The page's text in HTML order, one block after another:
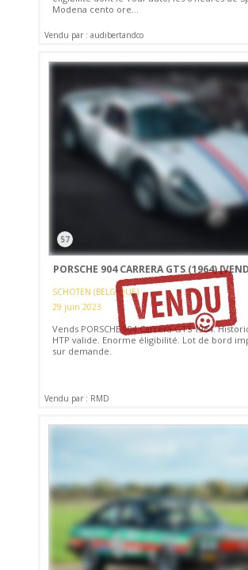
Modena cento ore...
Vendu par : audibertandco
57
PORSCHE 904 CARRERA GTS (1964)
SCHOTEN (BELGIQUE)
29 juin 2023
Vends PORSCHE 904 Carrera GTS 1964.
HTP valide. Enorme éligibilité. Lot de bord
sur demande.
Vendu par : RMD